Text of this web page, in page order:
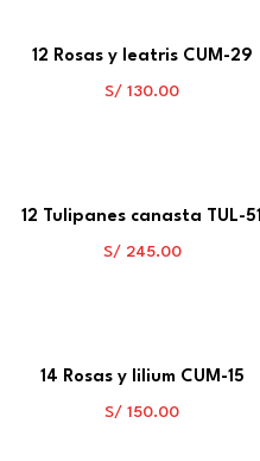
12 Rosas y leatris CUM-29
S/ 130.00
12 Tulipanes canasta TUL-51
S/245.00
14 Rosas y lilium CUM-15
S/ 150.00